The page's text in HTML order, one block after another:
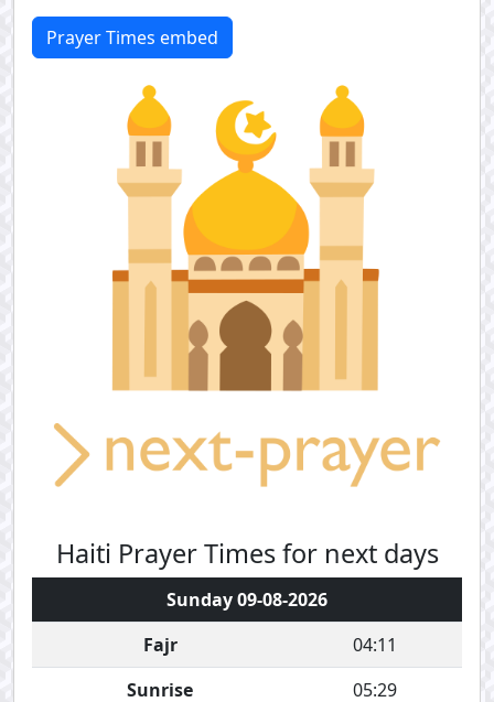
Prayer Times embed
Haiti Prayer Times for next days
Sunday 09-08-2026
Fajr
04:11
Sunrise
05:29